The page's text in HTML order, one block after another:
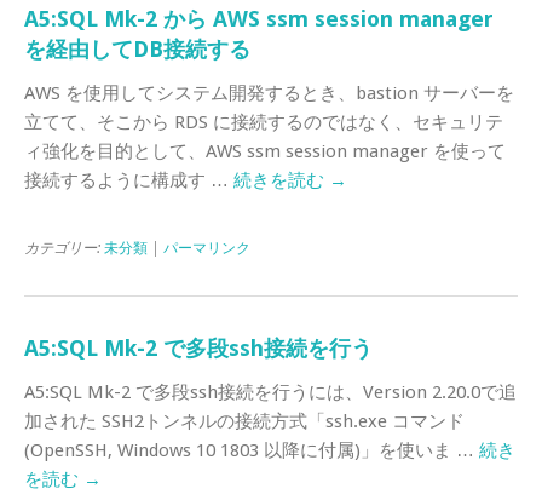
A5:SQL Mk-2 から AWS ssm session manager
を経由してDB接続する
AWS を使用してシステム開発するとき、bastion サーバーを
立てて、そこから RDS に接続するのではなく、セキュリテ
ィ強化を目的として、AWS ssm session manager を使って
接続するように構成す … 続きを読む →
カテゴリー: 未分類 パーマリンク
A5:SQL Mk-2 で多段ssh接続を行う
A5:SQL Mk-2 で多段ssh接続を行うには、Version 2.20.0で追
加された SSH2トンネルの接続方式「ssh.exe コマンド
(OpenSSH, Windows 10 1803 以降に付属)」を使いま … 続き
を読む →